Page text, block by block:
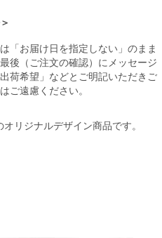
「お届け日を指定しない」のまま
後（ご注文の確認）にメッセージ
荷希望」などとご明記いただきご
ご遠慮ください。
リジナルデザイン商品です。